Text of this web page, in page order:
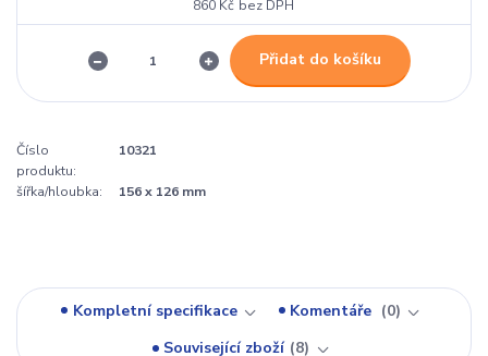
860 Kč bez DPH
Přidat do košíku
Číslo
produktu:
10321
šířka/hloubka: 156 x 126 mm
Kompletní specifikace Komentáře
0
Související zboží 8